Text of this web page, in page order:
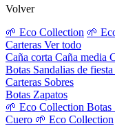
Volver
🌱 Eco Collection 🌱
Carteras Ver todo
Caña corta Caña media
Botas Sandalias de fiesta
Carteras Sobres
Botas Zapatos
🌱 Eco Collection Botas
Cuero 🌱 Eco Collection